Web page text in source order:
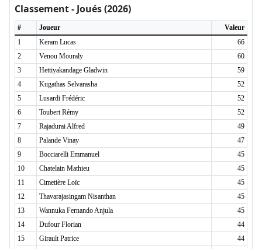
Classement - Joués (2026)
# Joueur
Valeur
1
Keram Lucas
66
2
Venou Mouraly
60
3
Hettiyakandage Gladwin
59
4
Kugathas Selvarasha
52
5
Lusardi Frédéric
52
6
Toubert Rémy
52
7
Rajadurai Alfred
49
8
Palande Vinay
47
9
Bocciarelli Emmanuel
45
10
Chatelain Mathieu
45
11
Cimetière Loïc
45
12
Thavarajasingam Nisanthan
45
13
Wannuka Fernando Anjula
45
14
Dufour Florian
44
15
Girault Patrice
44